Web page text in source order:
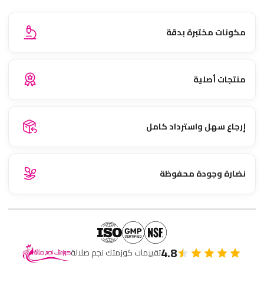
مكونات مختبرة بدقة
منتجات أصلية
إرجاع سهل واسترداد كامل
نضارة وجودة محفوظة
4.8تقييمات كوزمتك نجم صلالة